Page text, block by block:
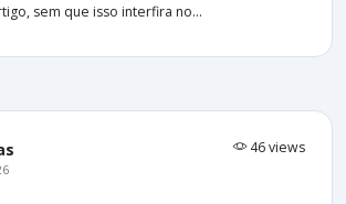
sem que isso interfira no...
46 views